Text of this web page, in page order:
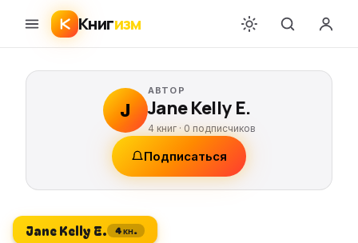
Книгизм
J
АВТОР
Jane Kelly E.
4 книг · 0 подписчиков
Подписаться
Jane Kelly E. 4 кн.